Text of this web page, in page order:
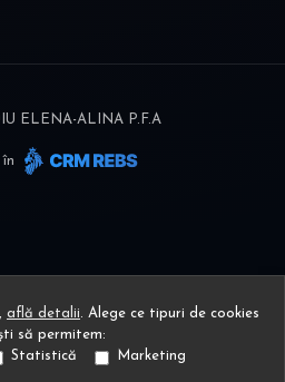
ELENA-ALINA P.F.A
află detalii. Alege ce tipuri de cookies
să permitem:
Statistică Marketing